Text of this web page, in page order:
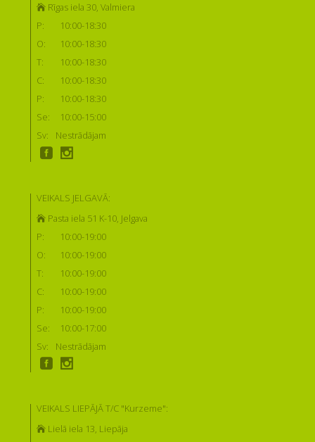
Rīgas iela 30, Valmiera
P:
10:00-18:30
O:
10:00-18:30
T:
10:00-18:30
C:
10:00-18:30
P:
10:00-18:30
Se:
10:00-15:00
Sv:
Nestrādājam
VEIKALS JELGAVĀ:
Pasta iela 51 K-10, Jelgava
P:
10:00-19:00
O:
10:00-19:00
T:
10:00-19:00
C:
10:00-19:00
P:
10:00-19:00
Se:
10:00-17:00
Sv:
Nestrādājam
VEIKALS LIEPĀJĀ T/C "Kurzeme":
Lielā iela 13, Liepāja